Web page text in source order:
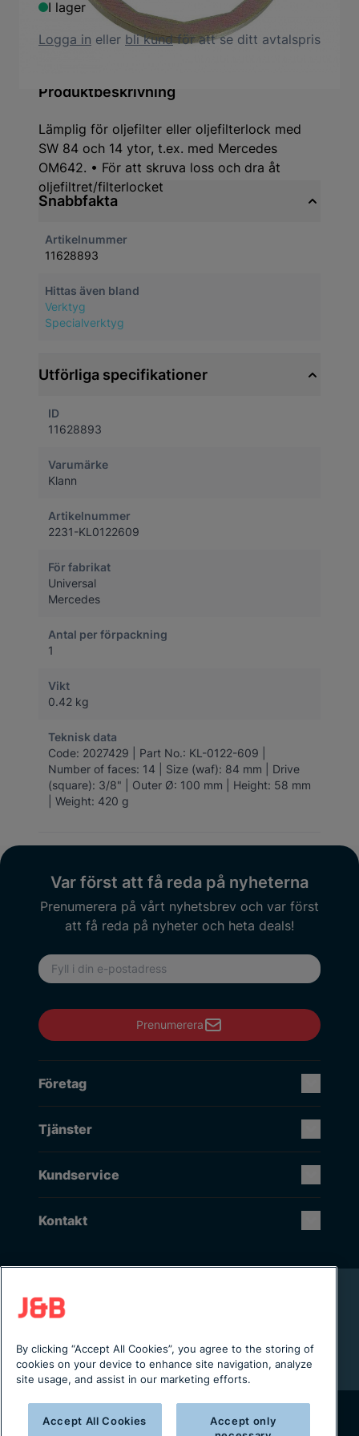
I lager
Logga in eller bli kundför att se ditt avtalspris
Produktbeskrivning
Lämplig för oljefilter eller oljefilterlock med
SW 84 och 14 ytor, t.ex. med Mercedes
OM642. • För att skruva loss och dra åt
oljefiltret/filterlocket
Snabbfakta
Artikelnummer
11628893
Hittas även bland
Verktyg
Specialverktyg
Utförliga specifikationer
ID
11628893
Varumärke
Klann
Artikelnummer
2231-KL0122609
För fabrikat
Universal
Mercedes
Antal per förpackning
1
Vikt
0.42 kg
Teknisk data
Code: 2027429 | Part No.: KL-0122-609 |
Number of faces: 14 | Size (waf): 84 mm | Drive
(square): 3/8" | Outer Ø: 100 mm | Height: 58 mm
| Weight: 420 g
Var först att få reda på nyheterna
Prenumerera på vårt nyhetsbrev och var först
att få reda på nyheter och heta deals!
E-postadress
Prenumerera
Företag
Tjänster
Kundservice
Kontakt
Rikstäckande installation & service
Lager i Sverige
Från projektering till installation
By clicking “Accept All Cookies”, you agree to the storing of
cookies on your device to enhance site navigation, analyze
site usage, and assist in our marketing efforts.
Accept All Cookies
Accept only